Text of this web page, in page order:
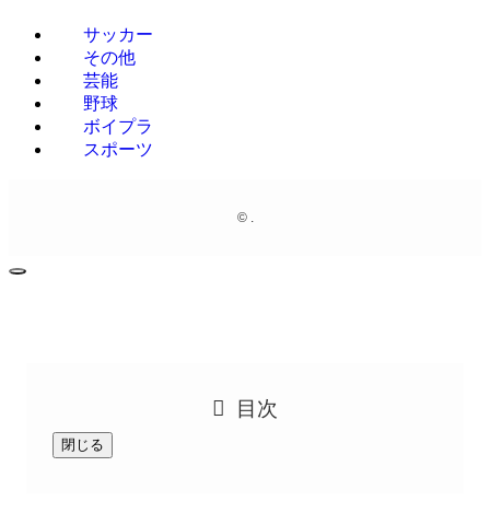
サッカー
その他
芸能
野球
ボイプラ
スポーツ
©.
目次
閉じる